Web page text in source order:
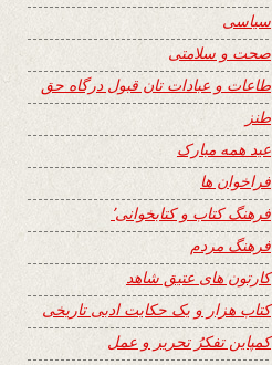
سیاسی
صحت و سلامتی
طاعات و عبادات تان قبول درگاه حق
طنز
عید همه مبارک
فراخوان ها
فرهنگ کتاب و کتابخوانی٬
فرهنگ مردم
کارتون های عتیق شاهد
کتاب هزار و یک حکایت ادبی تاریخی
کمپاین تفکرُ تحریر و عمل